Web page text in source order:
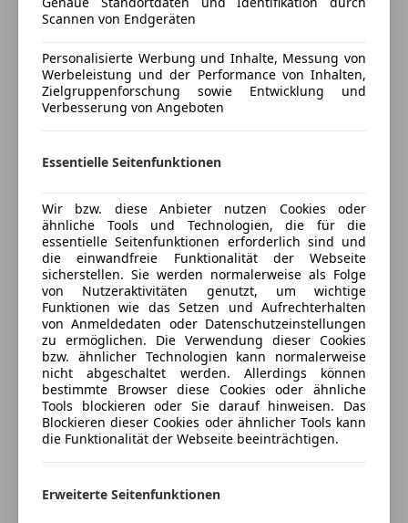
MP3
Soundsystem
USB
Volldigitales Kombiinstrument
ABS
ESP
Fahrerairbag
Isofix
Reifendruckkontrollsystem
Seitenairbag
Spurhalteassistent
Traktionskontrolle
Verkehrszeichenerkennung
Wegfahrsperre
Zentralverriegelung
Extras
Professional, Akustischer Fussgängerschutz,
Multifunktionssitze Fahrer und Beifahrer, Executive
Paket, Navigationssystem Professional,
Klimaautomatik, aktive Sitzbelüftung,
Massagefunktion Fondsitzlehne, Fond Entertainment
Alarmanlage, Executive Lounge Fondkonsole,
Spurwechselwarnung, M-Lenkrad,
Multifunktionslenkrad, Handy-Vorbereitung, DAB
Tuner, USB Audio Schnittstelle, BMW Live Cockpit
Professional, Durchladesystem, Innenraumkamera,
Massagefunktion für Fahrer und Beifahrer, Park
Distance Control (PDC), Reifendruckanzeige,
TeleServices, aktive Sitzbelüftung Fond, Dachhimmel
anthrazit, Wärmekomfortpaket, Shadow Line,
Sonnenrollo, Sonnenschutzverglasung, Ablage für
Wireless Charging, AC-Laden Professional
(mehrphasig), Aktiver Fussgängerschutz,
Automatiktüren, BMW IconicSounds Electric, BMW
Bordcomputer, Connoisseur Paket,
Kfz-Versicherung
Versicherungsschutz an Ihre Bedürfnisse
anpassen
Freischaden-Gutschein ab Stufe 0
Auto einfach online versichern & Rabatt holen
Jetzt berechnen
Verkäufer Händler
Scannen von Endgeräten
Personalisierte Werbung und Inhalte, Messung von
Werbeleistung und der Performance von Inhalten,
Zielgruppenforschung sowie Entwicklung und
Verbesserung von Angeboten
Essentielle Seitenfunktionen
Wir bzw. diese Anbieter nutzen Cookies oder
ähnliche Tools und Technologien, die für die
essentielle Seitenfunktionen erforderlich sind und
die einwandfreie Funktionalität der Webseite
sicherstellen. Sie werden normalerweise als Folge
von Nutzeraktivitäten genutzt, um wichtige
Funktionen wie das Setzen und Aufrechterhalten
von Anmeldedaten oder Datenschutzeinstellungen
zu ermöglichen. Die Verwendung dieser Cookies
bzw. ähnlicher Technologien kann normalerweise
nicht abgeschaltet werden. Allerdings können
bestimmte Browser diese Cookies oder ähnliche
Tools blockieren oder Sie darauf hinweisen. Das
Blockieren dieser Cookies oder ähnlicher Tools kann
die Funktionalität der Webseite beeinträchtigen.
Erweiterte Seitenfunktionen